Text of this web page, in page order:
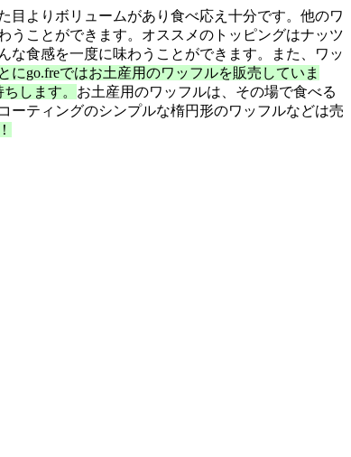
目よりボリュームがあり食べ応え十分です。他のワ
うことができます。オススメのトッピングはナッツ
食感を一度に味わうことができます。また、ワッ
にgo.freではお土産用のワッフルを販売していま
します。 お土産用のワッフルは、その場で食べる
ーティングのシンプルな楕円形のワッフルなどは売